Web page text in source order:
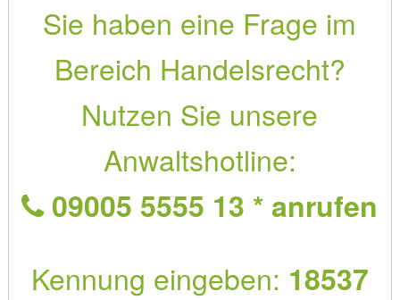
Sie haben eine Frage im
Bereich Handelsrecht?
Nutzen Sie unsere
Anwaltshotline:
09005 5555 13 * anrufen
Kennung eingeben: 18537